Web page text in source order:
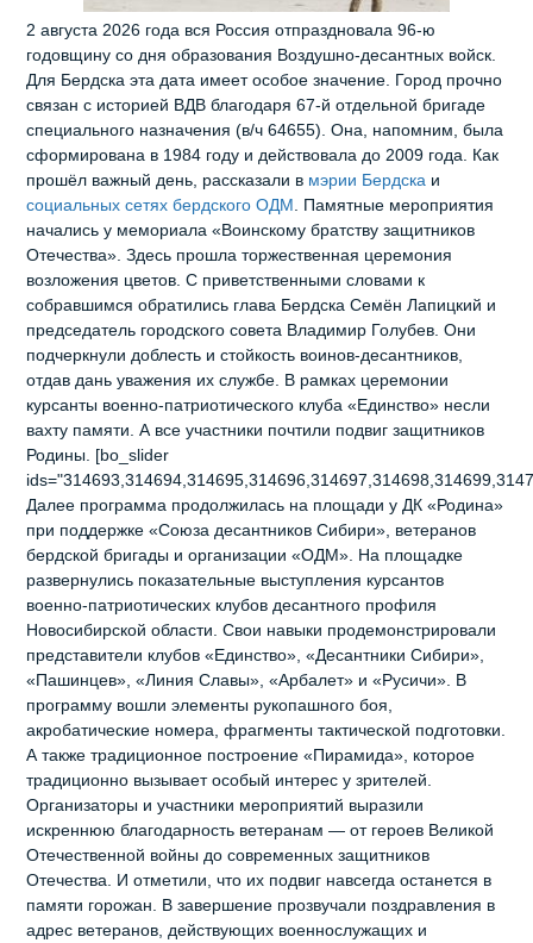
2 августа 2026 года вся Россия отпраздновала 96‑ю
годовщину со дня образования Воздушно‑десантных войск.
Для Бердска эта дата имеет особое значение. Город прочно
связан с историей ВДВ благодаря 67‑й отдельной бригаде
специального назначения (в/ч 64655). Она, напомним, была
сформирована в 1984 году и действовала до 2009 года. Как
прошёл важный день, рассказали в мэрии Бердска и
социальных сетях бердского ОДМ . Памятные мероприятия
начались у мемориала «Воинскому братству защитников
Отечества». Здесь прошла торжественная церемония
возложения цветов. С приветственными словами к
собравшимся обратились глава Бердска Семён Лапицкий и
председатель городского совета Владимир Голубев. Они
подчеркнули доблесть и стойкость воинов‑десантников,
отдав дань уважения их службе. В рамках церемонии
курсанты военно‑патриотического клуба «Единство» несли
вахту памяти. А все участники почтили подвиг защитников
Родины. [bo_slider
Далее программа продолжилась на площади у ДК «Родина»
при поддержке «Союза десантников Сибири», ветеранов
бердской бригады и организации «ОДМ». На площадке
развернулись показательные выступления курсантов
военно‑патриотических клубов десантного профиля
Новосибирской области. Свои навыки продемонстрировали
представители клубов «Единство», «Десантники Сибири»,
«Пашинцев», «Линия Славы», «Арбалет» и «Русичи». В
программу вошли элементы рукопашного боя,
акробатические номера, фрагменты тактической подготовки.
А также традиционное построение «Пирамида», которое
традиционно вызывает особый интерес у зрителей.
Организаторы и участники мероприятий выразили
искреннюю благодарность ветеранам — от героев Великой
Отечественной войны до современных защитников
Отечества. И отметили, что их подвиг навсегда останется в
памяти горожан. В завершение прозвучали поздравления в
адрес ветеранов, действующих военнослужащих и